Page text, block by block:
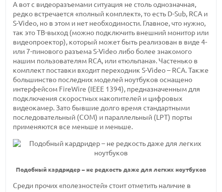
А вот с видеоразъемами ситуация не столь однозначная,
редко встречается «полный комплект», то есть D-Sub, RCA и
S-Video, но в этом и нет необходимости. Главное, что нужно,
так это ТВ-выход (можно подключить внешний монитор или
видеопроектор), который может быть реализован в виде 4-
или 7-пинового разъема S-Video либо более знакомого
нашим пользователям RCA, или «тюльпана». Частенько в
комплект поставки входит переходник S-Video – RCA. Также
большинство последних моделей ноутбуков оснащено
интерфейсом FireWire (IEEE 1394), предназначенным для
подключения скоростных накопителей и цифровых
видеокамер. Зато бывшие долго время стандартными
последовательный (COM) и параллельный (LPT) порты
применяются все меньше и меньше.
Подобный кардридер – не редкость даже для легких ноутбуков
Среди прочих «полезностей» стоит отметить наличие в